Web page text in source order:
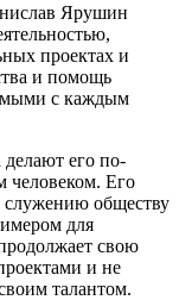
Ярушин
проектах и
и помощь
с каждым
его по-
человеком. Его
служению обществу
для
свою
и не
талантом.